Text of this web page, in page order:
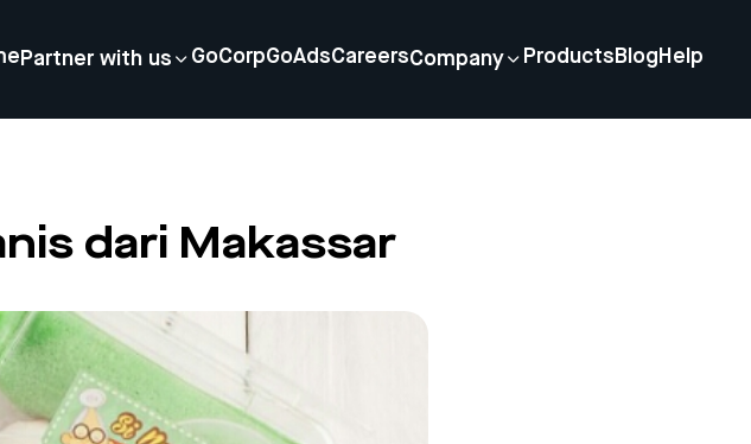
Partner with us GoCorpGoAdsCareersCompany Products Blog Help
dari Makassar